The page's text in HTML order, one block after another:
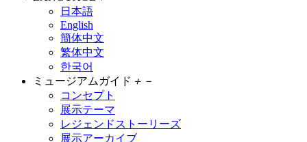
日本語
English
簡体中文
繁体中文
한국어
ミュージアムガイド ＋ －
コンセプト
展示テーマ
レジェンドストーリーズ
展示アーカイブ